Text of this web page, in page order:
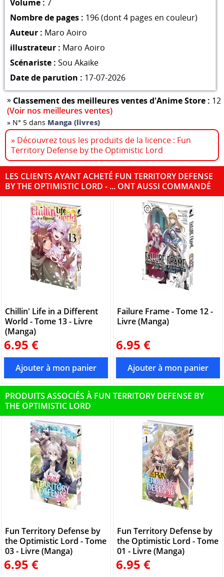
Volume : 7
Nombre de pages : 196 (dont 4 pages en couleur)
Auteur : Maro Aoiro
illustrateur : Maro Aoiro
Scénariste : Sou Akaike
Date de parution : 17-07-2026
» Classement des meilleures ventes d'Anime Store : 12
(Voir nos meilleures ventes)
» N° 5 dans Manga (livres)
» Découvrez tous les produits de la licence : Fun
Territory Defense by the Optimistic Lord
LES CLIENTS AYANT ACHETÉ FUN TERRITORY DEFENSE
BY THE OPTIMISTIC LORD - ... ONT AUSSI COMMANDÉ
Chillin' Life in a Different
World - Tome 13 - Livre
(Manga)
6.95 €
Failure Frame - Tome 12 -
Livre (Manga)
6.95 €
PRODUITS ASSOCIÉS À FUN TERRITORY DEFENSE BY
THE OPTIMISTIC LORD
Fun Territory Defense by
the Optimistic Lord - Tome
03 - Livre (Manga)
6.95 €
Fun Territory Defense by
the Optimistic Lord - Tome
01 - Livre (Manga)
6.95 €